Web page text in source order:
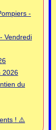
-
Vendredi
2026
du
! ⚠️